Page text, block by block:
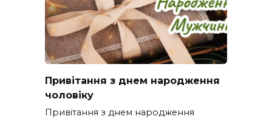
Привітання з днем народження
чоловіку
Привітання з днем народження